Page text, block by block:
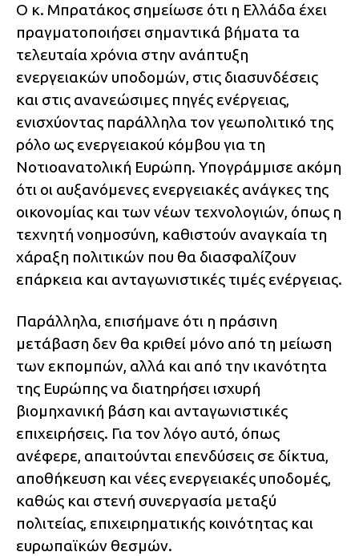
Ο κ. Μπρατάκος σημείωσε ότι η Ελλάδα έχει
πραγματοποιήσει σημαντικά βήματα τα
τελευταία χρόνια στην ανάπτυξη
ενεργειακών υποδομών, στις διασυνδέσεις
και στις ανανεώσιμες πηγές ενέργειας,
ενισχύοντας παράλληλα τον γεωπολιτικό της
ρόλο ως ενεργειακού κόμβου για τη
Νοτιοανατολική Ευρώπη. Υπογράμμισε ακόμη
ότι οι αυξανόμενες ενεργειακές ανάγκες της
οικονομίας και των νέων τεχνολογιών, όπως η
τεχνητή νοημοσύνη, καθιστούν αναγκαία τη
χάραξη πολιτικών που θα διασφαλίζουν
επάρκεια και ανταγωνιστικές τιμές ενέργειας.
Παράλληλα, επισήμανε ότι η πράσινη
μετάβαση δεν θα κριθεί μόνο από τη μείωση
των εκπομπών, αλλά και από την ικανότητα
της Ευρώπης να διατηρήσει ισχυρή
βιομηχανική βάση και ανταγωνιστικές
επιχειρήσεις. Για τον λόγο αυτό, όπως
ανέφερε, απαιτούνται επενδύσεις σε δίκτυα,
αποθήκευση και νέες ενεργειακές υποδομές,
καθώς και στενή συνεργασία μεταξύ
πολιτείας, επιχειρηματικής κοινότητας και
ευρωπαϊκών θεσμών.